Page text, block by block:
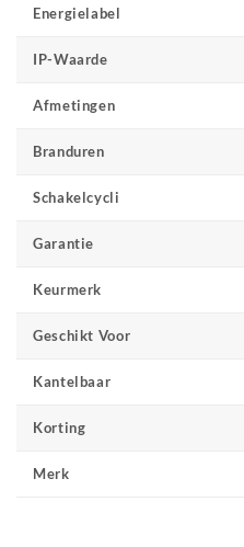
Energielabel
IP-Waarde
Afmetingen
Branduren
Schakelcycli
Garantie
Keurmerk
Geschikt Voor
Kantelbaar
Korting
Merk